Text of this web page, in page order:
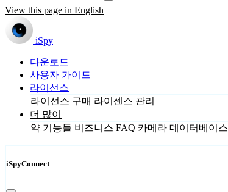
View this page in English
iSpy
다운로드
사용자 가이드
라이선스
라이선스 구매 라이센스 관리
더 많이
약 기능들 비즈니스 FAQ 카메라 데이터베이스
iSpyConnect